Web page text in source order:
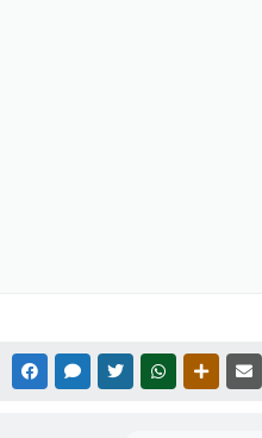
FACEBOOKMESSENGER
TWITTERWHATSAPP